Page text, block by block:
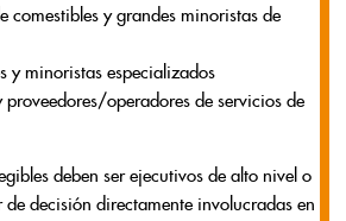
comestibles y grandes minoristas de
y minoristas especializados
proveedores/operadores de servicios de
deben ser ejecutivos de alto nivel o
de decisión directamente involucradas en